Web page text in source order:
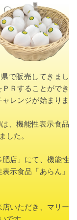
で販売してきまし
Ｒすることができ
レンジが始まりま
、機能性表示食品
した。
店」にて、機能性
示食品「あらん」
いただき、マリー